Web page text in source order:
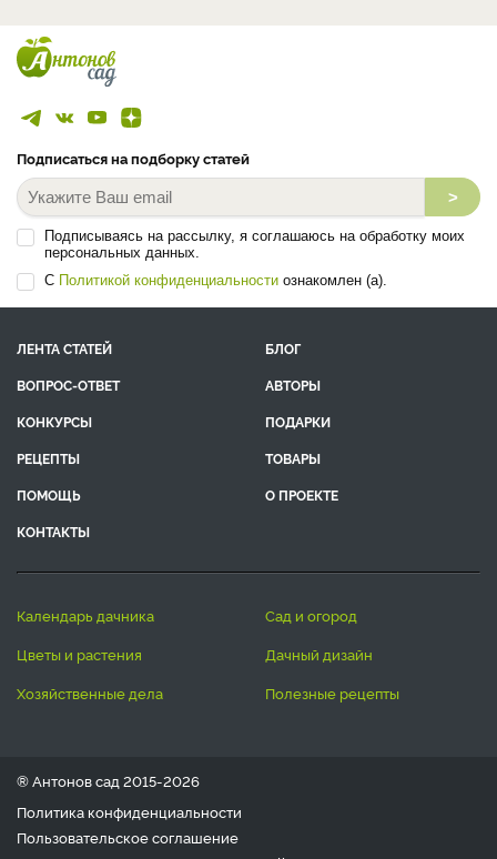
Подписаться на подборку статей
>
Подписываясь на рассылку, я соглашаюсь на обработку моих
персональных данных.
С Политикой конфиденциальности ознакомлен (а).
ЛЕНТА СТАТЕЙ
БЛОГ
ВОПРОС-ОТВЕТ
АВТОРЫ
КОНКУРСЫ
ПОДАРКИ
РЕЦЕПТЫ
ТОВАРЫ
ПОМОЩЬ
О ПРОЕКТЕ
КОНТАКТЫ
календарь дачника
сад и огород
цветы и растения
дачный дизайн
хозяйственные дела
полезные рецепты
® Антонов сад 2015-2026
Политика конфиденциальности
Пользовательское соглашение